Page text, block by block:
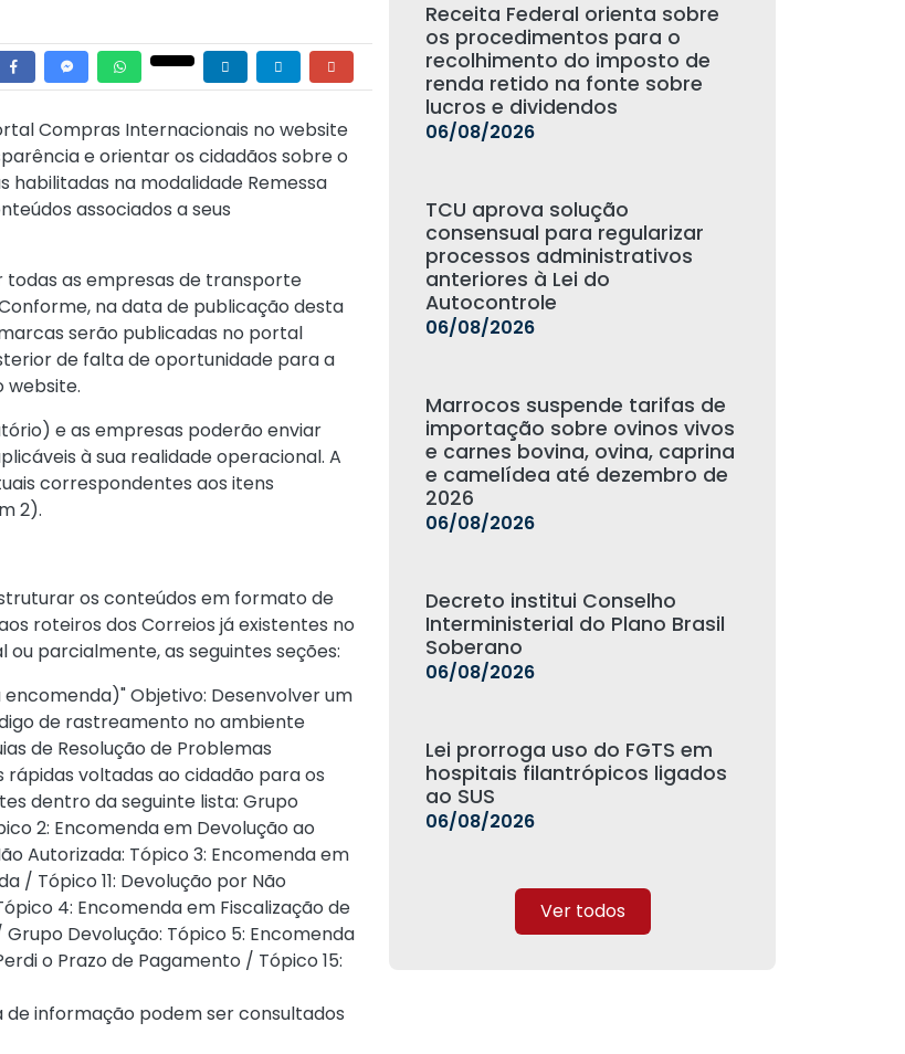
Compras Internacionais no website
e orientar os cidadãos sobre o
habilitadas na modalidade Remessa
associados a seus
todas as empresas de transporte
na data de publicação desta
serão publicadas no portal
de falta de oportunidade para a
website.
e as empresas poderão enviar
à sua realidade operacional. A
correspondentes aos itens
2).
os conteúdos em formato de
roteiros dos Correios já existentes no
parcialmente, as seguintes seções:
Objetivo: Desenvolver um
de rastreamento no ambiente
de Resolução de Problemas
voltadas ao cidadão para os
dentro da seguinte lista: Grupo
2: Encomenda em Devolução ao
Autorizada: Tópico 3: Encomenda em
/ Tópico 11: Devolução por Não
4: Encomenda em Fiscalização de
Devolução: Tópico 5: Encomenda
o Prazo de Pagamento / Tópico 15:
informação podem ser consultados
Receita Federal orienta sobre
os procedimentos para o
recolhimento do imposto de
renda retido na fonte sobre
lucros e dividendos
06/08/2026
TCU aprova solução
consensual para regularizar
processos administrativos
anteriores à Lei do
Autocontrole
06/08/2026
Marrocos suspende tarifas de
importação sobre ovinos vivos
e carnes bovina, ovina, caprina
e camelídea até dezembro de
2026
06/08/2026
Decreto institui Conselho
Interministerial do Plano Brasil
Soberano
06/08/2026
Lei prorroga uso do FGTS em
hospitais filantrópicos ligados
ao SUS
06/08/2026
Ver todos